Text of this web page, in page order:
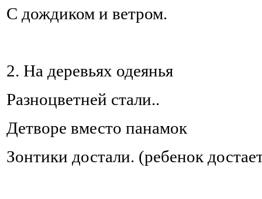
С дождиком и ветром.
2. На деревьях одеянья
Разноцветней стали..
Детворе вместо панамок
Зонтики достали. (ребенок